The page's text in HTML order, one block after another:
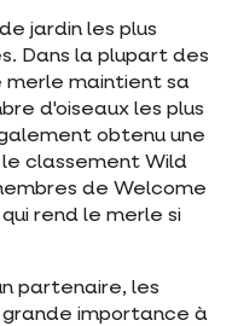
jardin les plus
Dans la plupart des
merle maintient sa
d'oiseaux les plus
obtenu une
classement Wild
de Welcome
rend le merle si
partenaire, les
importance à